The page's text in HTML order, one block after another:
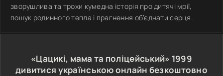
зворушлива та трохи кумедна історія про дитячі мрії,
пошук родинного тепла і прагнення об’єднати серця.
«Цацикі, мама та поліцейський» 1999
дивитися українською онлайн безкоштовно